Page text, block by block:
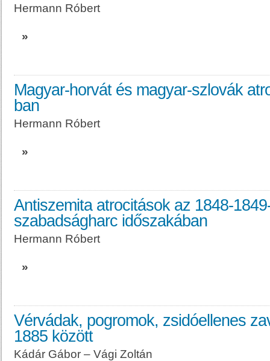
Hermann Róbert
»
Magyar-horvát és magyar-szlovák
ban
Hermann Róbert
»
Antiszemita atrocitások az 1848-
szabadságharc időszakában
Hermann Róbert
»
Vérvádak, pogromok, zsidóellenes
1885 között
Kádár Gábor – Vági Zoltán